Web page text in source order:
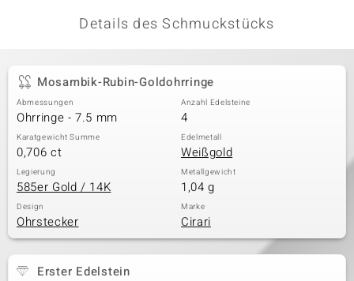
Details des Schmuckstücks
Mosambik-Rubin-Goldohrringe
Abmessungen
Ohrringe - 7.5 mm
Anzahl Edelsteine
4
Karatgewicht Summe
0,706 ct
Edelmetall
Weißgold
Legierung
585er Gold / 14K
Metallgewicht
1,04 g
Design
Ohrstecker
Marke
Cirari
Erster Edelstein